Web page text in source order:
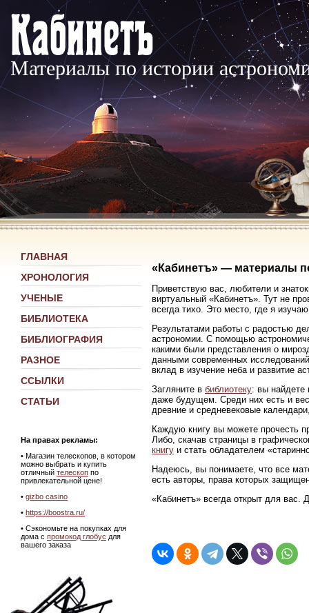
Материалы по истории
ГЛАВНАЯ
ХРОНОЛОГИЯ
УЧЕНЫЕ
БИБЛИОТЕКА
БИБЛИОГРАФИЯ
РАЗНОЕ
ССЫЛКИ
СТАТЬИ
На правах рекламы:
• Магазин телескопов, в котором
можно выбрать и купить
отличный телескоп по
привлекательной цене!
• gizbo casino
• https://boostra.ru/
• Сэкономьте на покупках для
дома с промокод глобус для
вашего заказа
«Кабинетъ» — материалы
Приветствую вас, любители и
виртуальный «Кабинетъ». Тут не
всегда тихо. Это место, где я
Результатами работы с радостью
астрономии. С помощью
какими были представления о
данными современных
вклад в изучение неба и развитие
Загляните в библиотеку: вы найдете
даже будущем. Среди них есть и
древние и средневековые
Каждую книгу вы можете прочесть
Либо, скачав страницы в
книгу и стать обладателем
Надеюсь, вы понимаете, что все
есть авторы, права которых
«Кабинетъ» всегда открыт для вас.